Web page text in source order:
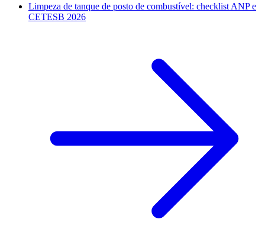
Limpeza de tanque de posto de combustível: checklist ANP e
CETESB 2026